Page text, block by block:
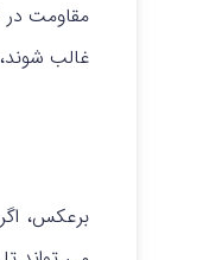
غالب شوند،
برعکس،